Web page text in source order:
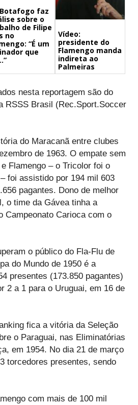
faz
sobre o
de Filipe
no
“É um
que
Vídeo:
presidente do
Flamengo manda
indireta ao
Palmeiras
nesta reportagem são do
RSSS Brasil (Rec.Sport.Soccer
do Maracanã entre clubes
de 1963. O empate sem
Flamengo – o Tricolor foi o
foi assistido por 194 mil 603
pagantes. Dono de melhor
o time da Gávea tinha a
Campeonato Carioca com o
o público do Fla-Flu de
do Mundo de 1950 é a
presentes (173.850 pagantes)
2 a 1 para o Uruguai, em 16 de
fica a vitória da Seleção
o Paraguai, nas Eliminatórias
em 1954. No dia 21 de março
torcedores presentes, sendo
com mais de 100 mil